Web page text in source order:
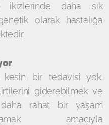
daha sık
olarak hastalığa
kesin bir tedavisi yok.
giderebilmek ve
daha rahat bir yaşam
amacıyla